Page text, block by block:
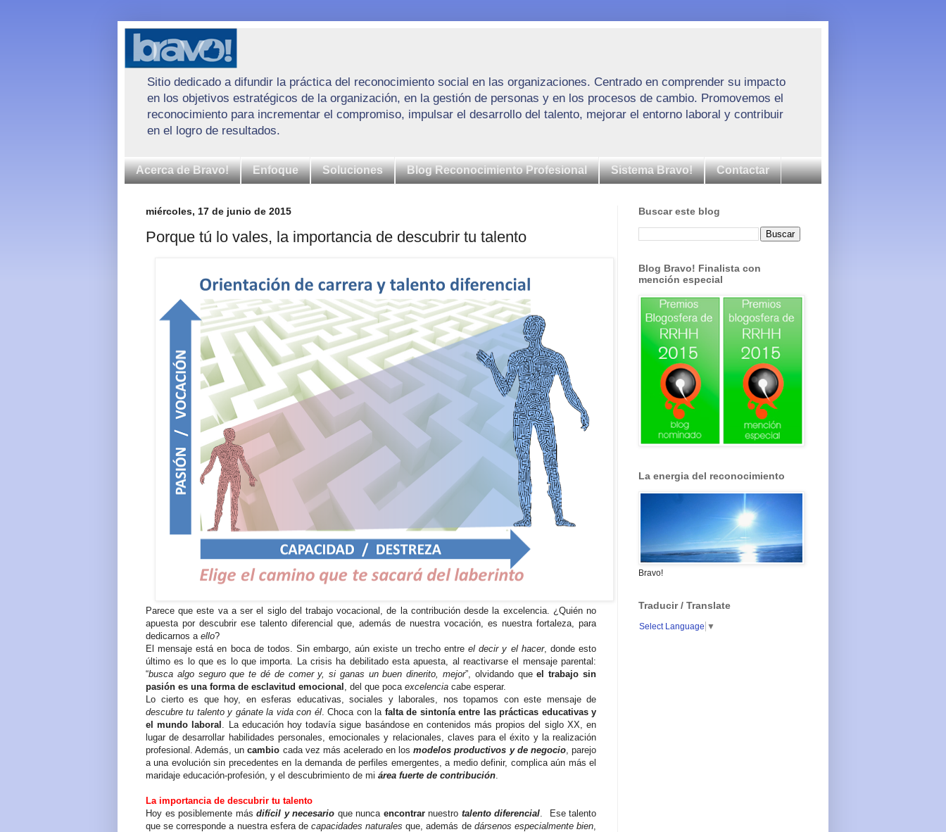
Sitio dedicado a difundir la práctica del reconocimiento social en las organizaciones. Centrado en comprender su impacto
en los objetivos estratégicos de la organización, en la gestión de personas y en los procesos de cambio. Promovemos el
reconocimiento para incrementar el compromiso, impulsar el desarrollo del talento, mejorar el entorno laboral y contribuir
en el logro de resultados.
Acerca de Bravo! Enfoque Soluciones Blog Reconocimiento Profesional Sistema Bravo! Contactar
miércoles, 17 de junio de 2015
Porque tú lo vales, la importancia de descubrir tu talento
Parece que este va a ser el siglo del trabajo vocacional, de la contribución desde la excelencia. ¿Quién no
apuesta por descubrir ese talento diferencial que, además de nuestra vocación, es nuestra fortaleza, para
dedicarnos a ello?
El mensaje está en boca de todos. Sin embargo, aún existe un trecho entreel decir y el hacer, donde esto
último es lo que es lo que importa. La crisis ha debilitado esta apuesta, al reactivarse el mensaje parental:
“busca algo seguro que te dé de comer y, si ganas un buen dinerito, mejor”, olvidando queel trabajo sin
pasión es una forma de esclavitud emocional , del que poca excelencia cabe esperar.
Lo cierto es que hoy, en esferas educativas, sociales y laborales, nos topamos con este mensaje de
descubre tu talento y gánate la vida con él. Choca con la falta de sintonía entre las prácticas educativas y
el mundo laboral . La educación hoy todavía sigue basándose en contenidos más propios del siglo XX, en
lugar de desarrollar habilidades personales, emocionales y relacionales, claves para el éxito y la realización
profesional. Además, uncambio cada vez más acelerado en losmodelos productivos y de negocio, parejo
a una evolución sin precedentes en la demanda de perfiles emergentes, a medio definir, complica aún más el
maridaje educación-profesión, y el descubrimiento de mi área fuerte de contribución.
La importancia de descubrir tu talento
Hoy es posiblemente másdifícil y necesario que nunca encontrarnuestro talento diferencial.
Ese talento
que se corresponde a nuestra esfera de capacidades naturales que, además de dársenos especialmente bien,
Buscar este blog
Blog Bravo! Finalista con
mención especial
La energia del reconocimiento
Bravo!
Traducir / Translate
Select Language ▼